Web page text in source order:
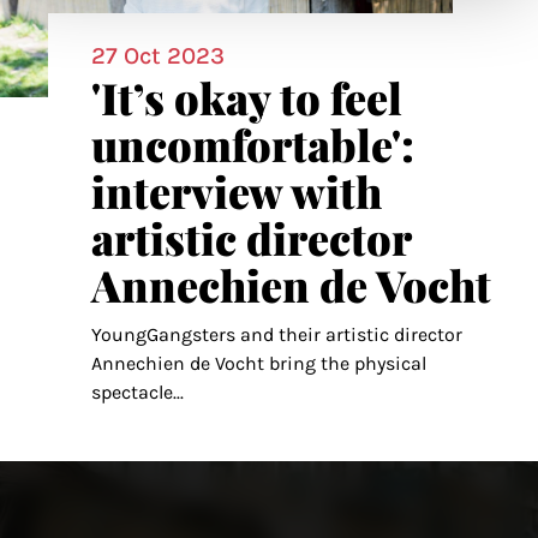
27 Oct 2023
'It’s okay to feel
uncomfortable':
interview with
artistic director
Annechien de Vocht
YoungGangsters and their artistic director
Annechien de Vocht bring the physical
spectacle...